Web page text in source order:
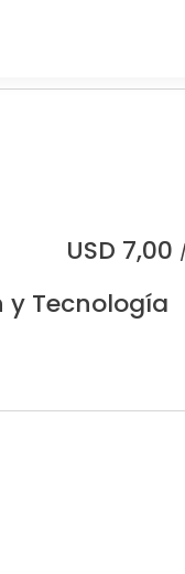
USD 7,00
y Tecnología